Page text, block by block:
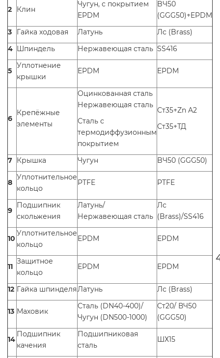
2 Клин
Чугун, с покрытием
EPDM
BЧ50
(GGG50)+EPDM
3
Гайка ходовая Латунь
Лс (Brass)
4 Шпиндель Нержавеющая сталь SS416
5
Уплотнение
крышки
EPDM EPDM
6
Крепёжные
элементы
Оцинкованная сталь
Нержавеющая сталь
Сталь с
термодиффузионным
покрытием
Ст35+Zn A2
Ст35+ТД
7 Крышка Чугун BЧ50 (GGG50)
8
Уплотнительное
кольцо
PTFE PTFE
9
Подшипник
скольжения
Латунь/
Нержавеющая сталь
Лс
(Brass)/SS416
10
Уплотнительное
кольцо
EPDM EPDM
11
Защитное
кольцо
EPDM EPDM
12 Гайка шпинделяЛатунь Лс (Brass)
13 Маховик
Сталь (DN40-400)/
Чугун (DN500-1000)
Cт20/ ВЧ50
(GGG50)
14
Подшипник
качения
Подшипниковая
сталь
ШХ15